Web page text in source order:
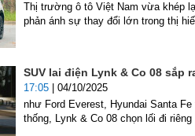
Thị trường ô tô Việt Nam vừa khép
phản ánh sự thay đổi lớn trong thị
SUV lai điện Lynk & Co 08 sắp
17:05 | 04/10/2025
như Ford Everest, Hyundai Santa
thống, Lynk & Co 08 chọn lối đi